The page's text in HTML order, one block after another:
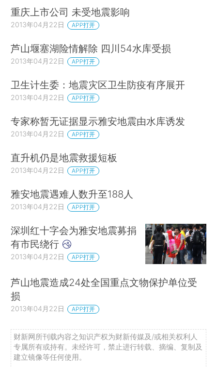
重庆上市公司 未受地震影响
2013年04月22日 APP打开
芦山堰塞湖险情解除 四川54水库受损
2013年04月22日 APP打开
卫生计生委：地震灾区卫生防疫有序展开
2013年04月22日 APP打开
专家称暂无证据显示雅安地震由水库诱发
2013年04月22日 APP打开
直升机仍是地震救援短板
2013年04月22日 APP打开
雅安地震遇难人数升至188人
2013年04月22日 APP打开
深圳红十字会为雅安地震募捐
有市民绕行
2013年04月22日 APP打开
芦山地震造成24处全国重点文物保护单位受
损
2013年04月22日 APP打开
财新网所刊载内容之知识产权为财新传媒及/或相关权利人
专属所有或持有。未经许可，禁止进行转载、摘编、复制及
建立镜像等任何使用。